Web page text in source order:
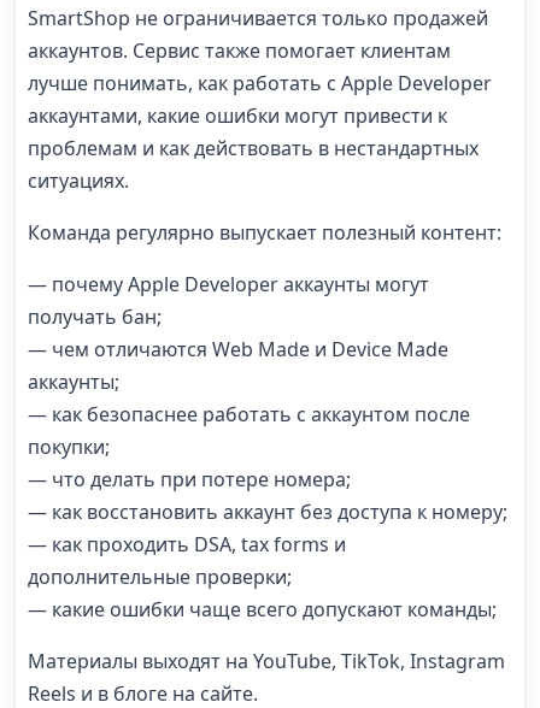
SmartShop не ограничивается только продажей
аккаунтов. Сервис также помогает клиентам
лучше понимать, как работать с Apple Developer
аккаунтами, какие ошибки могут привести к
проблемам и как действовать в нестандартных
ситуациях.
Команда регулярно выпускает полезный контент:
— почему Apple Developer аккаунты могут
получать бан;
— чем отличаются Web Made и Device Made
аккаунты;
— как безопаснее работать с аккаунтом после
покупки;
— что делать при потере номера;
— как восстановить аккаунт без доступа к номеру;
— как проходить DSA, tax forms и
дополнительные проверки;
— какие ошибки чаще всего допускают команды;
Материалы выходят на YouTube, TikTok, Instagram
Reels и в блоге на сайте.